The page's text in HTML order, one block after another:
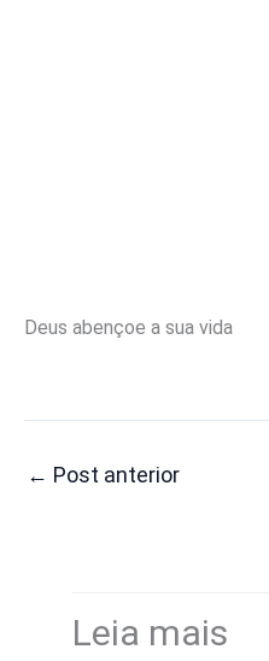
Deus abençoe a sua vida
← Post anterior
Leia mais